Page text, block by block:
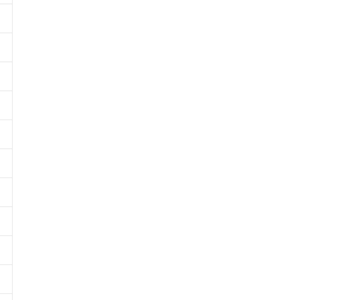
提供可能な商品です。
替える予定のある商品です。